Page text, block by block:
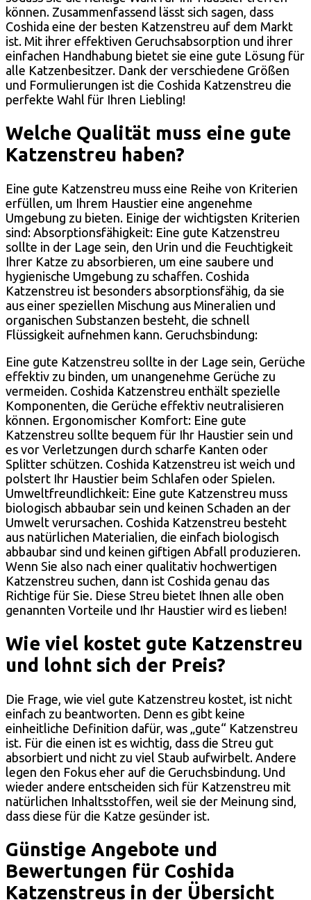
können. Zusammenfassend lässt sich sagen, dass
Coshida eine der besten Katzenstreu auf dem Markt
ist. Mit ihrer effektiven Geruchsabsorption und ihrer
einfachen Handhabung bietet sie eine gute Lösung für
alle Katzenbesitzer. Dank der verschiedene Größen
und Formulierungen ist die Coshida Katzenstreu die
perfekte Wahl für Ihren Liebling!
Welche Qualität muss eine gute
Katzenstreu haben?
Eine gute Katzenstreu muss eine Reihe von Kriterien
erfüllen, um Ihrem Haustier eine angenehme
Umgebung zu bieten. Einige der wichtigsten Kriterien
sind: Absorptionsfähigkeit: Eine gute Katzenstreu
sollte in der Lage sein, den Urin und die Feuchtigkeit
Ihrer Katze zu absorbieren, um eine saubere und
hygienische Umgebung zu schaffen. Coshida
Katzenstreu ist besonders absorptionsfähig, da sie
aus einer speziellen Mischung aus Mineralien und
organischen Substanzen besteht, die schnell
Flüssigkeit aufnehmen kann. Geruchsbindung:
Eine gute Katzenstreu sollte in der Lage sein, Gerüche
effektiv zu binden, um unangenehme Gerüche zu
vermeiden. Coshida Katzenstreu enthält spezielle
Komponenten, die Gerüche effektiv neutralisieren
können. Ergonomischer Komfort: Eine gute
Katzenstreu sollte bequem für Ihr Haustier sein und
es vor Verletzungen durch scharfe Kanten oder
Splitter schützen. Coshida Katzenstreu ist weich und
polstert Ihr Haustier beim Schlafen oder Spielen.
Umweltfreundlichkeit: Eine gute Katzenstreu muss
biologisch abbaubar sein und keinen Schaden an der
Umwelt verursachen. Coshida Katzenstreu besteht
aus natürlichen Materialien, die einfach biologisch
abbaubar sind und keinen giftigen Abfall produzieren.
Wenn Sie also nach einer qualitativ hochwertigen
Katzenstreu suchen, dann ist Coshida genau das
Richtige für Sie. Diese Streu bietet Ihnen alle oben
genannten Vorteile und Ihr Haustier wird es lieben!
Wie viel kostet gute Katzenstreu
und lohnt sich der Preis?
Die Frage, wie viel gute Katzenstreu kostet, ist nicht
einfach zu beantworten. Denn es gibt keine
einheitliche Definition dafür, was „gute“ Katzenstreu
ist. Für die einen ist es wichtig, dass die Streu gut
absorbiert und nicht zu viel Staub aufwirbelt. Andere
legen den Fokus eher auf die Geruchsbindung. Und
wieder andere entscheiden sich für Katzenstreu mit
natürlichen Inhaltsstoffen, weil sie der Meinung sind,
dass diese für die Katze gesünder ist.
Günstige Angebote und
Bewertungen für Coshida
Katzenstreus in der Übersicht